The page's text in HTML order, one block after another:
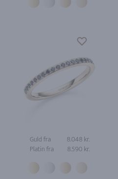
Guld fra
8.048 kr.
Platin fra
8.590 kr.